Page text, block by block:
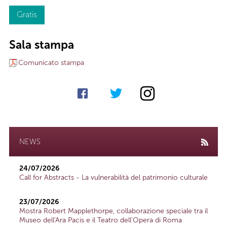
Gratis
Sala stampa
Comunicato stampa
NEWS
24/07/2026
Call for Abstracts - La vulnerabilità del patrimonio culturale
23/07/2026
Mostra Robert Mapplethorpe, collaborazione speciale tra il
Museo dell'Ara Pacis e il Teatro dell'Opera di Roma